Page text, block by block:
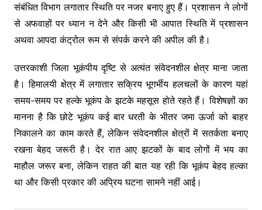
संबंधित विभाग लगातार स्थिति पर नजर बनाए हुए हैं। प्रशासन ने लोगों
से अफवाहों पर ध्यान न देने और किसी भी आपात स्थिति में प्रशासन
अथवा आपदा कंट्रोल रूम से संपर्क करने की अपील की है।
उत्तरकाशी जिला भूकंपीय दृष्टि से अत्यंत संवेदनशील क्षेत्र माना जाता
है। हिमालयी क्षेत्र में लगातार सक्रिय भूगर्भीय हलचलों के कारण यहां
समय-समय पर हल्के भूकंप के झटके महसूस होते रहते हैं। विशेषज्ञों का
मानना है कि छोटे भूकंप कई बार धरती के भीतर जमा ऊर्जा को बाहर
निकालने का काम करते हैं, लेकिन संवेदनशील क्षेत्रों में सतर्कता बनाए
रखना बेहद जरूरी है। देर रात आए झटकों के बाद लोगों में भय का
माहौल जरूर बना, लेकिन राहत की बात यह रही कि भूकंप बेहद हल्का
था और किसी प्रकार की अप्रिय घटना सामने नहीं आई।